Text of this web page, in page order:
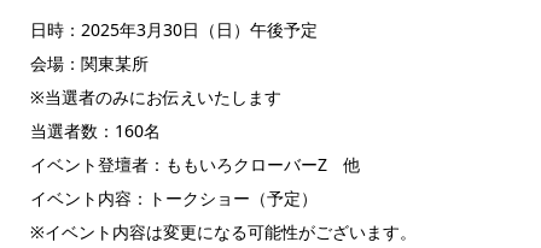
日時：2025年3月30日（日）午後予定
会場：関東某所
※当選者のみにお伝えいたします
当選者数：160名
イベント登壇者：ももいろクローバーZ 他
イベント内容：トークショー（予定）
※イベント内容は変更になる可能性がございます。